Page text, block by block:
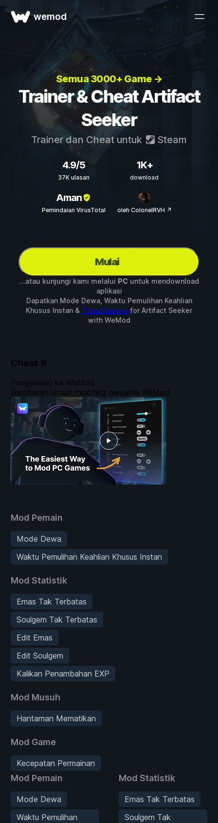
wemod
Semua 3000+ Game →
Trainer & Cheat Artifact
Seeker
Trainer dan Cheat untuk Steam
4.9/5
37K ulasan
1K+
download
Aman
Pemindaian VirusTotal oleh ColonelRVH ↗
Mulai
...atau kunjungi kami melalui PC untuk mendownload
aplikasi
Dapatkan Mode Dewa, Waktu Pemulihan Keahlian
Khusus Instan & 7 mod lainnyafor Artifact Seeker
with WeMod
Cheat 9
Mod Pemain
Mode Dewa
Waktu Pemulihan Keahlian Khusus Instan
Mod Statistik
Emas Tak Terbatas
Soulgem Tak Terbatas
Edit Emas
Edit Soulgem
Kalikan Penambahan EXP
Mod Musuh
Hantaman Mematikan
Mod Game
Kecepatan Permainan
Mod Pemain
Mode Dewa
Waktu Pemulihan
Mod Statistik
Emas Tak Terbatas
Soulgem Tak
Pengenalan ke WeMod
Gambaran Umum modding bersama WeMod